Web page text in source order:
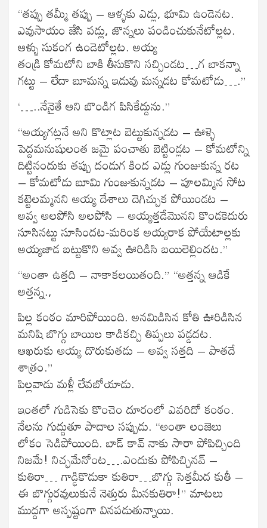
“తప్పు తమ్మీ తప్పు – ఆళ్ళకు ఎడ్లు, భూమి ఉండెనట.
ఎవుసాయం జేసి వడ్లు, జొన్నలు పండించుకునేటోల్లట.
ఆళ్ళు సుకంగ ఉండెటోల్లట. అయ్య
తండ్రి కోమటోని బాకి తీసుకొని సచ్చిండట…గ బాకన్నా
గట్టు – లేదా బూమన్న ఇడువు మన్నడట కోమటోడు….”
‘…..నేనైతే ఆని బొండిగ పిసికేద్దును.”
“అయ్యగట్లనే అని కొట్లాట బెట్టుకున్నడట – ఊళ్ళె
పెద్దమనుషులంత జమై పంచాతు బెట్టిండ్లట – కోమటోన్ని
దిట్టినందుకు తప్పు దండుగ కింద ఎడ్లు గుంజుకున్న రట
– కోమటోడు బూమి గుంజుకున్నడట – పూలమ్మిన సోట
కట్టెలమ్మనని అయ్య దేశాలు దెగిచ్చుక పోయిండట –
అవ్వ అలపోసి అలపోసి – అయ్యత్తడేమొనని కొండకెదురు
సూసినట్టు సూసిందట-మరింక అయ్యరాక పోయేటాల్లకు
అయ్యజాడ బట్టుకొని అవ్వ ఊరిడిసి బయిలెల్లిందట.”
“అంతా ఉత్తది – నాకాకలయితంది.” “అత్తన్న ఆడికే
అత్తన్న.,
పిల్ల కంఠం మారిపోయింది. అనమిడిసిన కోతి ఊరిడిసిన
మనిషి బొగ్గు బాయిల కాడికచ్చి తిప్పలు పడ్డదట.
ఆఖరుకు అయ్య దొరుకుతడు – అవ్వ సత్తది – పాతదే
శాత్రం.”
పిల్లవాడు మళ్లీ లేవబోయాడు.
ఇంతలో గుడిసెకు కొంచెం దూరంలో ఎవరిదో కంఠం.
నేలను గుద్దుతూ పాదాల సప్పుడు. “అంతా లంజెలు
లోకం సెడిపోయింది. బాడ్ కావ్ నాకు సారా పోపిచ్చింది
నిజమే! నిచ్ఛమేనోంట….ఎందుకు పోపిచ్చినవ్ –
కుతిరా… గాడ్ఢికొడుకా కుతిరా…బొగ్గు సెత్తమీద కుతీ –
ఈ బొగ్గురవులుకునే నెత్తురు మీనకుతిరా!” మాటలు
ముద్దగా అస్పష్టంగా వినపడుతున్నాయి.